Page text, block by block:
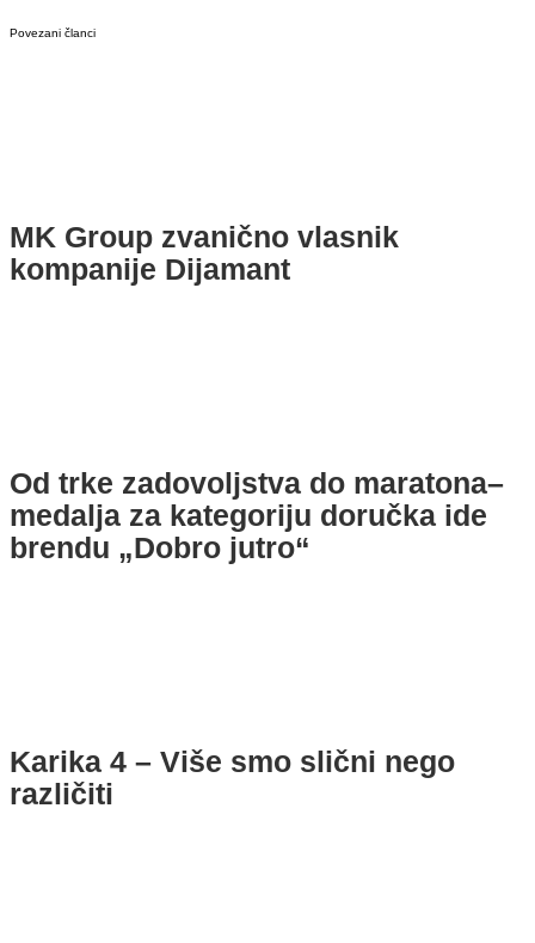
Povezani članci
MK Group zvanično vlasnik
kompanije Dijamant
Od trke zadovoljstva do maratona–
medalja za kategoriju doručka ide
brendu „Dobro jutro“
Karika 4 – Više smo slični nego
različiti